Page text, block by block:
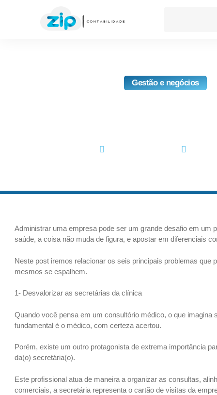
Gestão e negócios
Administrar uma empresa pode ser um grande desafio em
saúde, a coisa não muda de figura, e apostar em diferenciais
Neste post iremos relacionar os seis principais problemas que
mesmos se espalhem.
1- Desvalorizar as secretárias da clínica
Quando você pensa em um consultório médico, o que
fundamental é o médico, com certeza acertou.
Porém, existe um outro protagonista de extrema importância
da(o) secretária(o).
Este profissional atua de maneira a organizar as consultas,
comerciais, a secretária representa o cartão de visitas da